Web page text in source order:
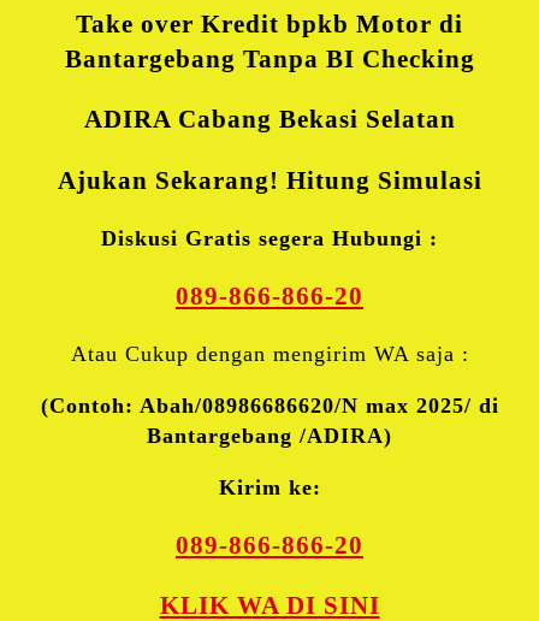
Take over Kredit bpkb Motor di
Bantargebang Tanpa BI Checking
ADIRA Cabang Bekasi Selatan
Ajukan Sekarang! Hitung Simulasi
Diskusi Gratis segera Hubungi :
089-866-866-20
Atau Cukup dengan mengirim WA saja :
(Contoh: Abah/08986686620/N max 2025/ di
Bantargebang /ADIRA)
Kirim ke:
089-866-866-20
KLIK WA DI SINI